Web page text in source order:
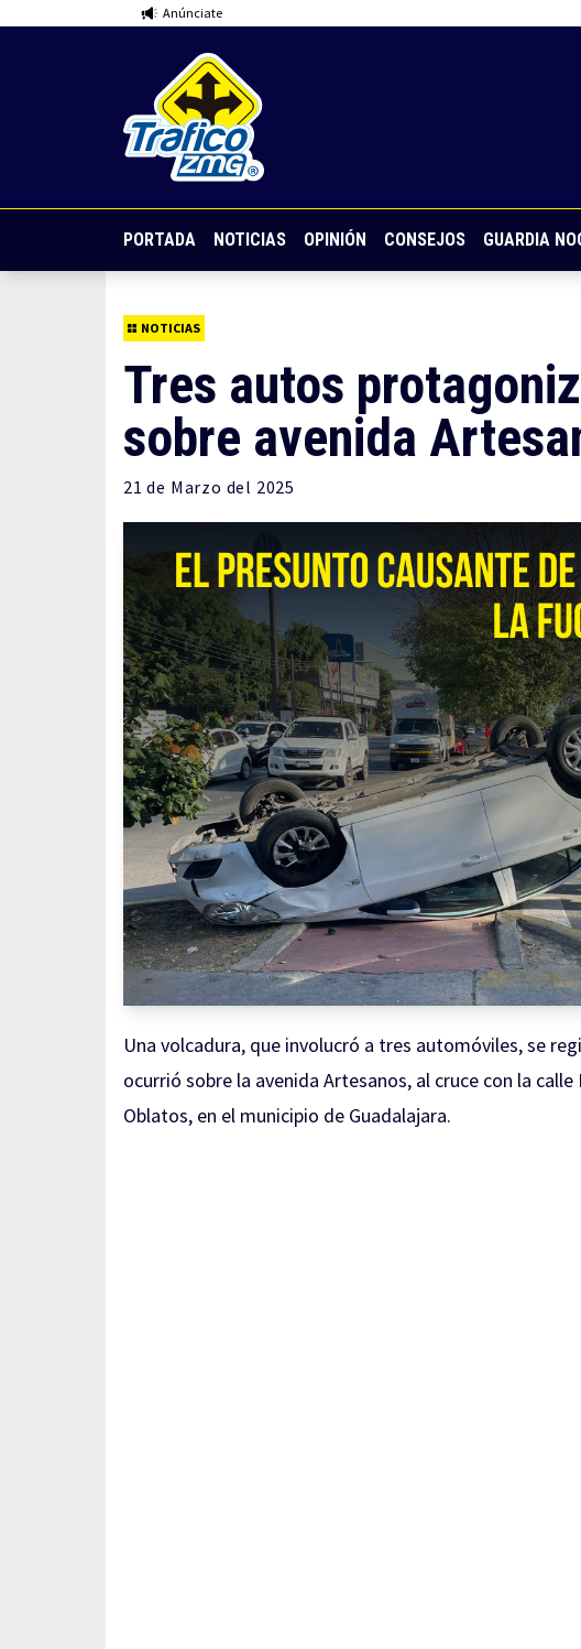
Anúnciate
PORTADA NOTICIAS OPINIÓN CONSEJOS GUARDIA
NOTICIAS
Tres autos
sobre avenida
21 de Marzo del 2025
Una volcadura, que involucró a tres automóviles, se
ocurrió sobre la avenida Artesanos, al cruce con la
Oblatos, en el municipio de Guadalajara.